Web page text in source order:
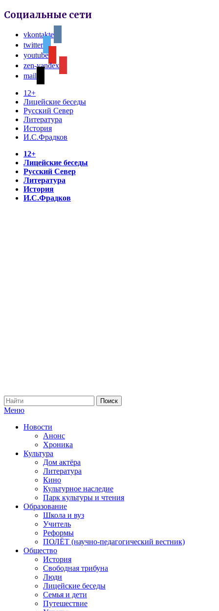
Социальные сети
vkontakte
twitter
youtube
zen-yandex
mail
12+
Лицейские беседы
Русский Север
Литература
История
И.С.Фрадков
12+
Лицейские беседы
Русский Север
Литература
История
И.С.Фрадков
Меню
Новости
Анонс
Хроника
Культура
Дом актёра
Литература
Кино
Культурное наследие
Парк культуры и чтения
Образование
Школа и вуз
Учитель
Реформы
ПОЛЁТ (научно-педагогический вестник)
Общество
История
Свободная трибуна
Люди
Лицейские беседы
Семья и дети
Путешествие